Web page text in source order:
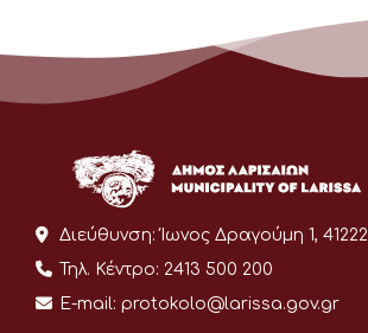
Διεύθυνση: Ίωνος Δραγούμη 1, 41222
Τηλ. Κέντρο: 2413 500 200
E-mail: protokolo@larissa.gov.gr